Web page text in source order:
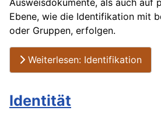
Ebene, wie die Identifikation mit
oder Gruppen, erfolgen.
Weiterlesen: Identifikation
Identität